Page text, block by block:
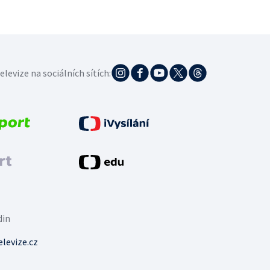
na sociálních sítích: